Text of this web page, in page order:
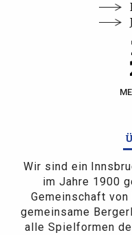
Wir sind ein
im Jahre 1900
Gemeinschaft
gemeinsame
alle Spielformen